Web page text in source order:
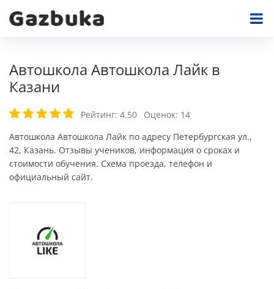
Автошкола Автошкола Лайк в
Казани
Рейтинг: 4.50 Оценок: 14
Автошкола Автошкола Лайк по адресу Петербургская ул.,
42, Казань. Отзывы учеников, информация о сроках и
стоимости обучения. Схема проезда, телефон и
официальный сайт.